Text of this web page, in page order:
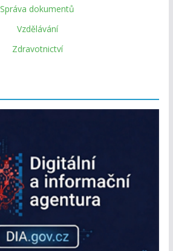
Správa dokumentů
Vzdělávání
Zdravotnictví